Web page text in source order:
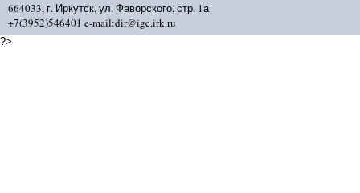
664033, г. Иркутск, ул. Фаворского, стр. 1а
+7(3952)546401 e-mail:dir@igc.irk.ru
?>